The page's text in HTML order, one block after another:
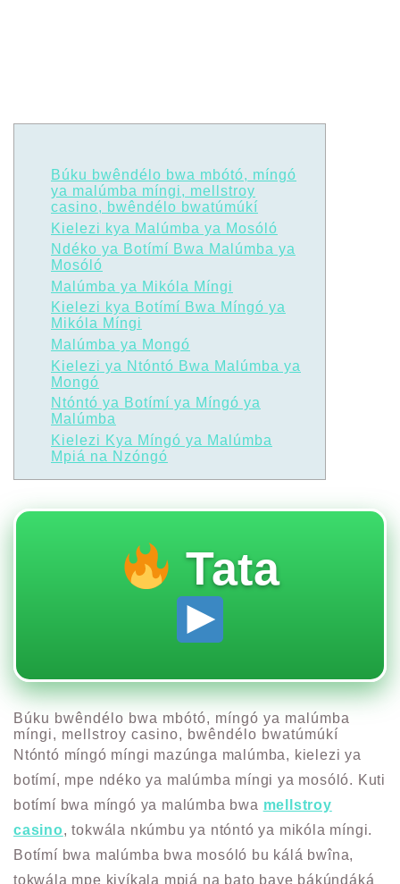
Búku bwêndélo bwa mbótó, míngó
ya malúmba míngi, mellstroy
casino, bwêndélo bwatúmúkí
Kielezi kya Malúmba ya Mosóló
Ndéko ya Botímí Bwa Malúmba ya
Mosóló
Malúmba ya Mikóla Míngi
Kielezi kya Botímí Bwa Míngó ya
Mikóla Míngi
Malúmba ya Mongó
Kielezi ya Ntóntó Bwa Malúmba ya
Mongó
Ntóntó ya Botímí ya Míngó ya
Malúmba
Kielezi Kya Míngó ya Malúmba
Mpiá na Nzóngó
Tata
Búku bwêndélo bwa mbótó, míngó ya malúmba
míngi, mellstroy casino, bwêndélo bwatúmúkí
Ntóntó míngó míngi mazúnga malúmba, kielezi ya
botímí, mpe ndéko ya malúmba míngi ya mosóló. Kuti
botímí bwa míngó ya malúmba bwa mellstroy
casino, tokwála nkúmbu ya ntóntó ya mikóla míngi.
Botímí bwa malúmba bwa mosóló bu kálá bwîna,
tokwála mpe kiyíkala mpiá na bato baye bákúndáká